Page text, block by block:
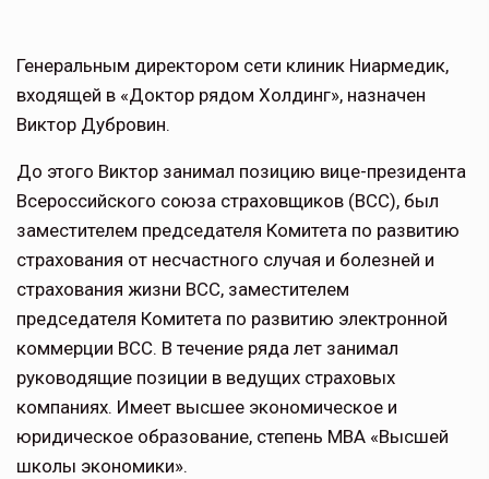
Генеральным директором сети клиник Ниармедик,
входящей в «Доктор рядом Холдинг», назначен
Виктор Дубровин.
До этого Виктор занимал позицию вице-президента
Всероссийского союза страховщиков (ВСС), был
заместителем председателя Комитета по развитию
страхования от несчастного случая и болезней и
страхования жизни ВСС, заместителем
председателя Комитета по развитию электронной
коммерции ВСС. В течение ряда лет занимал
руководящие позиции в ведущих страховых
компаниях. Имеет высшее экономическое и
юридическое образование, степень МВА «Высшей
школы экономики».